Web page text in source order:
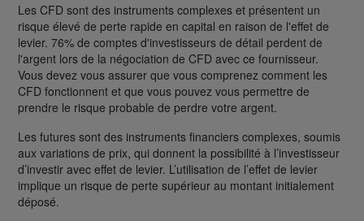
Les CFD sont des instruments complexes et présentent un
risque élevé de perte rapide en capital en raison de l'effet de
levier. 76% de comptes d'investisseurs de détail perdent de
l'argent lors de la négociation de CFD avec ce fournisseur.
Vous devez vous assurer que vous comprenez comment les
CFD fonctionnent et que vous pouvez vous permettre de
prendre le risque probable de perdre votre argent.
Les futures sont des instruments financiers complexes, soumis
aux variations de prix, qui donnent la possibilité à l’investisseur
d’investir avec effet de levier. L’utilisation de l’effet de levier
implique un risque de perte supérieur au montant initialement
déposé.